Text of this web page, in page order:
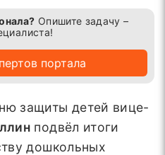
Опишите задачу –
портала
защиты детей вице-
подвёл итоги
дошкольных